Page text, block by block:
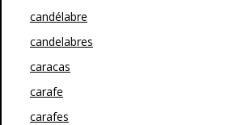
candélabre
candelabres
caracas
carafe
carafes